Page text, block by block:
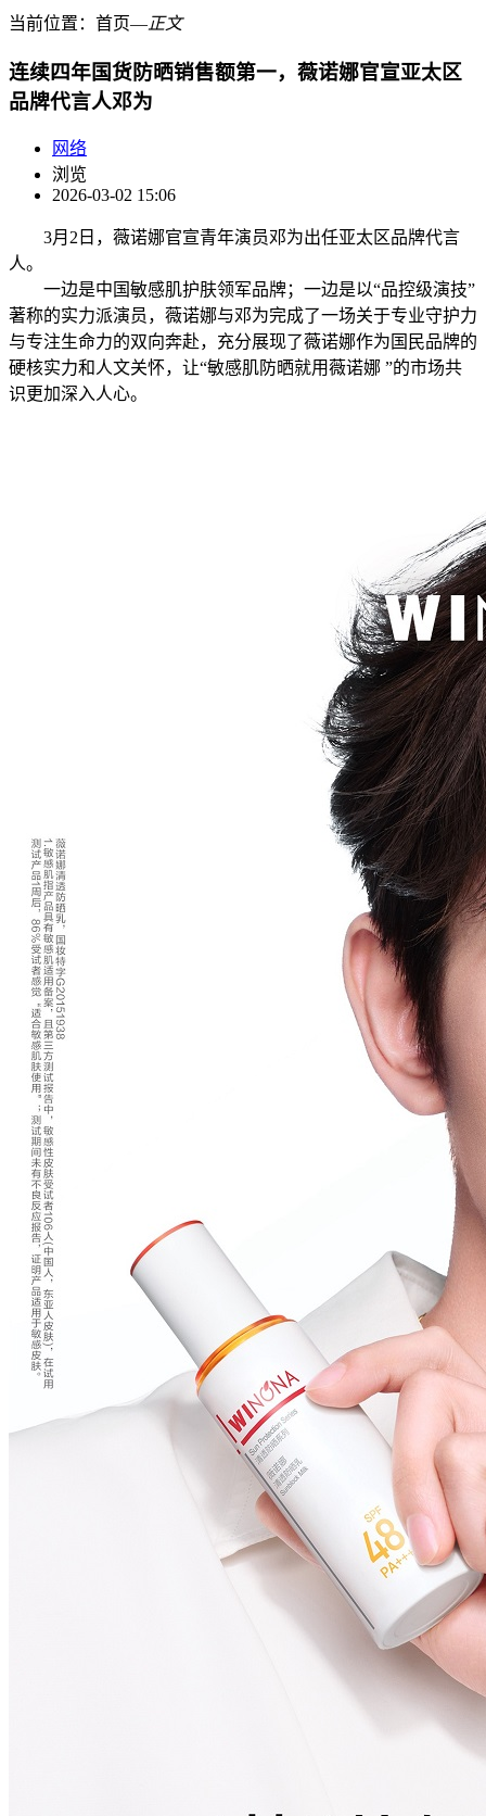
当前位置： 首页―正文
连续四年国货防晒销售额第一，薇诺娜官宣亚太区
品牌代言人邓为
网络
浏览
2026-03-02 15:06
3月2日，薇诺娜官宣青年演员邓为出任亚太区品牌代言
人。
一边是中国敏感肌护肤领军品牌；一边是以“品控级演技”
著称的实力派演员，薇诺娜与邓为完成了一场关于专业守护力
与专注生命力的双向奔赴，充分展现了薇诺娜作为国民品牌的
硬核实力和人文关怀，让“敏感肌防晒就用薇诺娜 ”的市场共
识更加深入人心。